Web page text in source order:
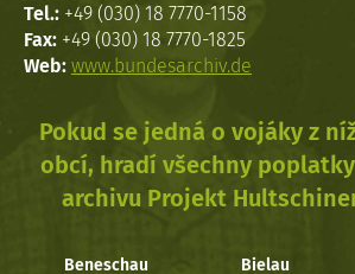
Tel.: +49 (030) 18 7770-1158
Fax: +49 (030) 18 7770-1825
Web: www.bundesarchiv.de
Pokud se jedná o vojáky z
obcí, hradí všechny
archivu Projekt
Beneschau Bielau